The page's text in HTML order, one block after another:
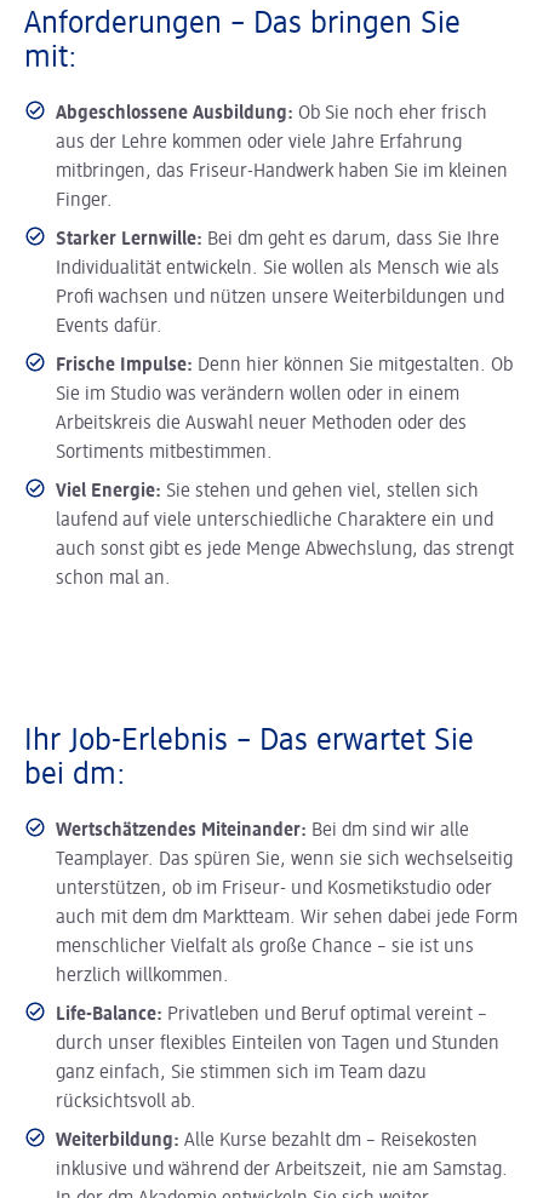
Anforderungen – Das bringen Sie
mit:
Abgeschlossene Ausbildung: Ob Sie noch eher frisch
aus der Lehre kommen oder viele Jahre Erfahrung
mitbringen, das Friseur-Handwerk haben Sie im kleinen
Finger.
Starker Lernwille: Bei dm geht es darum, dass Sie Ihre
Individualität entwickeln. Sie wollen als Mensch wie als
Profi wachsen und nützen unsere Weiterbildungen und
Events dafür.
Frische Impulse: Denn hier können Sie mitgestalten. Ob
Sie im Studio was verändern wollen oder in einem
Arbeitskreis die Auswahl neuer Methoden oder des
Sortiments mitbestimmen.
Viel Energie: Sie stehen und gehen viel, stellen sich
laufend auf viele unterschiedliche Charaktere ein und
auch sonst gibt es jede Menge Abwechslung, das strengt
schon mal an.
Ihr Job-Erlebnis – Das erwartet Sie
bei dm:
Wertschätzendes Miteinander: Bei dm sind wir alle
Teamplayer. Das spüren Sie, wenn sie sich wechselseitig
unterstützen, ob im Friseur- und Kosmetikstudio oder
auch mit dem dm Marktteam. Wir sehen dabei jede Form
menschlicher Vielfalt als große Chance – sie ist uns
herzlich willkommen.
Life-Balance: Privatleben und Beruf optimal vereint –
durch unser flexibles Einteilen von Tagen und Stunden
ganz einfach, Sie stimmen sich im Team dazu
rücksichtsvoll ab.
Weiterbildung: Alle Kurse bezahlt dm – Reisekosten
inklusive und während der Arbeitszeit, nie am Samstag.